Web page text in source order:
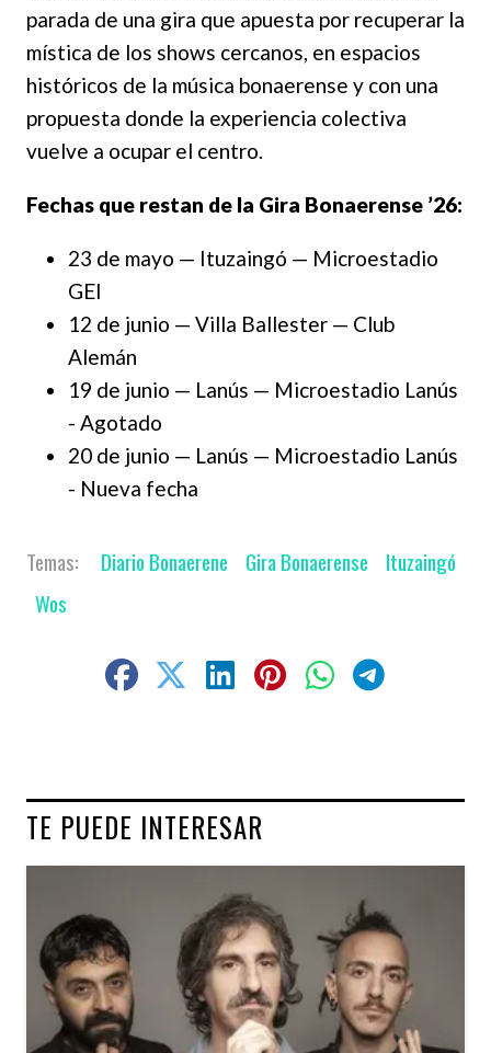
parada de una gira que apuesta por recuperar la
mística de los shows cercanos, en espacios
históricos de la música bonaerense y con una
propuesta donde la experiencia colectiva
vuelve a ocupar el centro.
Fechas que restan de la Gira Bonaerense ’26:
23 de mayo — Ituzaingó — Microestadio
GEI
12 de junio — Villa Ballester — Club
Alemán
19 de junio — Lanús — Microestadio Lanús
- Agotado
20 de junio — Lanús — Microestadio Lanús
- Nueva fecha
Diario Bonaerene Gira Bonaerense
Ituzaingó
Wos
TE PUEDE INTERESAR